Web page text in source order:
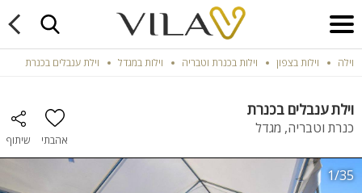
וילה וילות בצפון וילות בכנרת וטבריה וילות במגדל וילת ענבלים בכנרת
וילת ענבלים בכנרת
כנרת וטבריה, מגדל
אהבתי שיתוף
1/35